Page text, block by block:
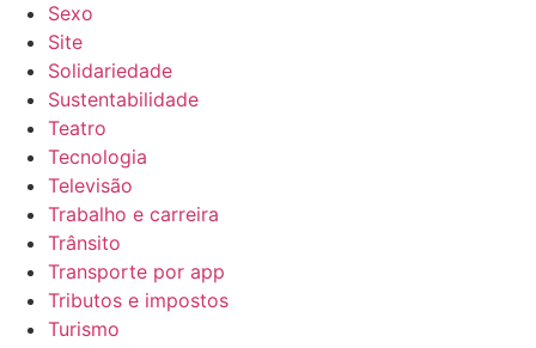
Sexo
Site
Solidariedade
Sustentabilidade
Teatro
Tecnologia
Televisão
Trabalho e carreira
Trânsito
Transporte por app
Tributos e impostos
Turismo